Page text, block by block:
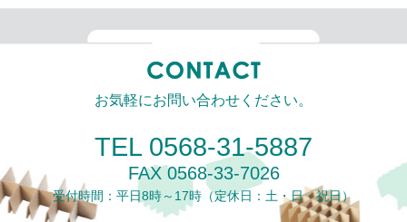
お気軽にお問い合わせください。
TEL 0568-31-5887
FAX 0568-33-7026
受付時間：平日8時～17時 （定休日：土・日・祝日）